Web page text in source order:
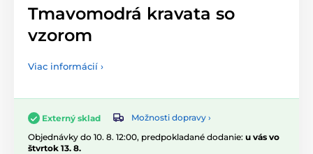
Tmavomodrá kravata so
vzorom
Viac informácií ›
Externý sklad
Možnosti dopravy ›
Objednávky do 10. 8. 12:00, predpokladané dodanie: u vás vo
štvrtok 13. 8.